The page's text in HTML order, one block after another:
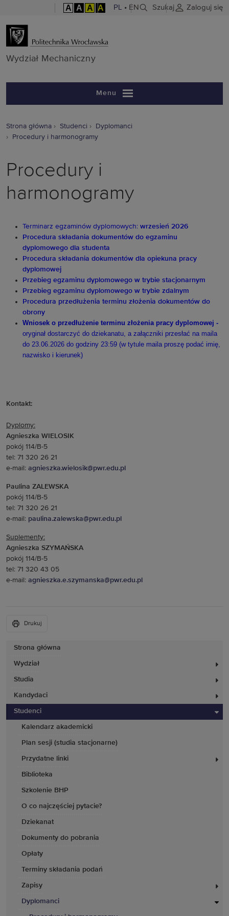
A A A A PL • EN Szukaj Zaloguj się
Wydział
Wydział Mechaniczny
Menu
Strona główna
Wydział
Studia
Kandydaci
Studenci
Kalendarz akademicki
Plan sesji (studia stacjonarne)
Przydatne linki
Biblioteka
Szkolenie BHP
O co najczęściej pytacie?
Dziekanat
Dokumenty do pobrania
Opłaty
Terminy składania podań
Zapisy
Dyplomanci
Strona główna Studenci
Dyplomanci
Procedury i harmonogramy
Procedury i
harmonogramy
Terminarz egzaminów dyplomowych: wrzesień 2026
Procedura składania dokumentów do egzaminu
dyplomowego dla studenta
Procedura składania dokumentów dla opiekuna pracy
dyplomowej
Przebieg egzaminu dyplomowego w trybie stacjonarnym
Przebieg egzaminu dyplomowego w trybie zdalnym
Procedura przedłużenia terminu złożenia dokumentów do
obrony
Wniosek o przedłużenie terminu złożenia pracy dyplomowej -
oryginał dostarczyć do dziekanatu, a załączniki przesłać na maila
do 23.06.2026 do godziny 23:59 (w tytule maila proszę podać imię,
nazwisko i kierunek)
Kontakt:
Dyplomy:
Agnieszka WIELOSIK
pokój 114/B-5
tel: 71 320 26 21
e-mail: agnieszka.wielosik@pwr.edu.pl
Paulina ZALEWSKA
pokój 114/B-5
tel: 71 320 26 21
e-mail: paulina.zalewska@pwr.edu.pl
Suplementy:
Agnieszka SZYMAŃSKA
pokój 114/B-5
tel: 71 320 43 05
e-mail: agnieszka.e.szymanska@pwr.edu.pl
Drukuj